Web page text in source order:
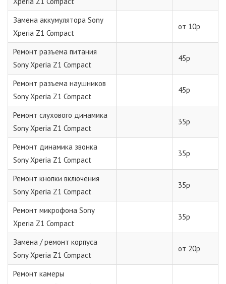
Замена аккумулятора Sony
Xperia Z1 Compact
от 10р
Ремонт разъема питания
Sony Xperia Z1 Compact
45р
Ремонт разъема наушников
Sony Xperia Z1 Compact
45р
Ремонт слухового динамика
Sony Xperia Z1 Compact
35р
Ремонт динамика звонка
Sony Xperia Z1 Compact
35р
Ремонт кнопки включения
Sony Xperia Z1 Compact
35р
Ремонт микрофона Sony
Xperia Z1 Compact
35р
Замена / ремонт корпуса
Sony Xperia Z1 Compact
от 20р
Ремонт камеры